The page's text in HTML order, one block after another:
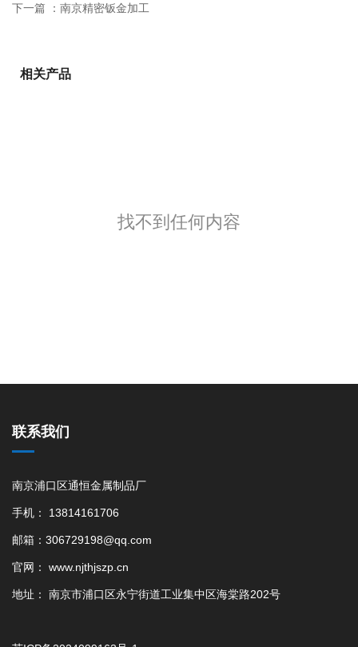
下一篇 ： 南京精密钣金加工
相关产品
找不到任何内容
联系我们
南京浦口区通恒金属制品厂
手机： 13814161706
邮箱：306729198@qq.com
官网： www.njthjszp.cn
地址： 南京市浦口区永宁街道工业集中区海棠路202号